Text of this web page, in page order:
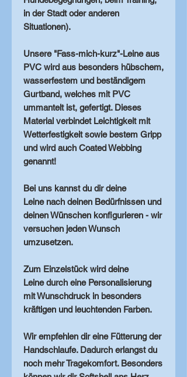
in der Stadt oder anderen
Situationen).
Unsere "Fass-mich-kurz"-Leine aus
PVC wird aus besonders hübschem,
wasserfestem und beständigem
Gurtband, welches mit PVC
ummantelt ist, gefertigt. Dieses
Material verbindet Leichtigkeitmit
Wetterfestigkeitsowie bestem Gripp
und wird auch Coated Webbing
genannt!
Bei uns kannst du dir deine
Leine nach deinen Bedürfnissen und
deinen Wünschen konfigurieren - wir
versuchen jeden Wunsch
umzusetzen.
Zum Einzelstück wird deine
Leine durch eine Personalisierung
mitWunschdruck in besonders
kräftigen und leuchtenden Farben.
Wir empfehlen dir eine Fütterung der
Handschlaufe. Dadurch erlangst du
noch mehr Tragekomfort. Besonders